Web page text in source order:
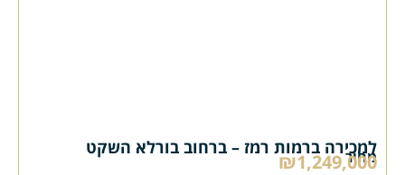
למכירה ברמות רמז – ברחוב בורלא השקט
מחיר
₪1,249,000